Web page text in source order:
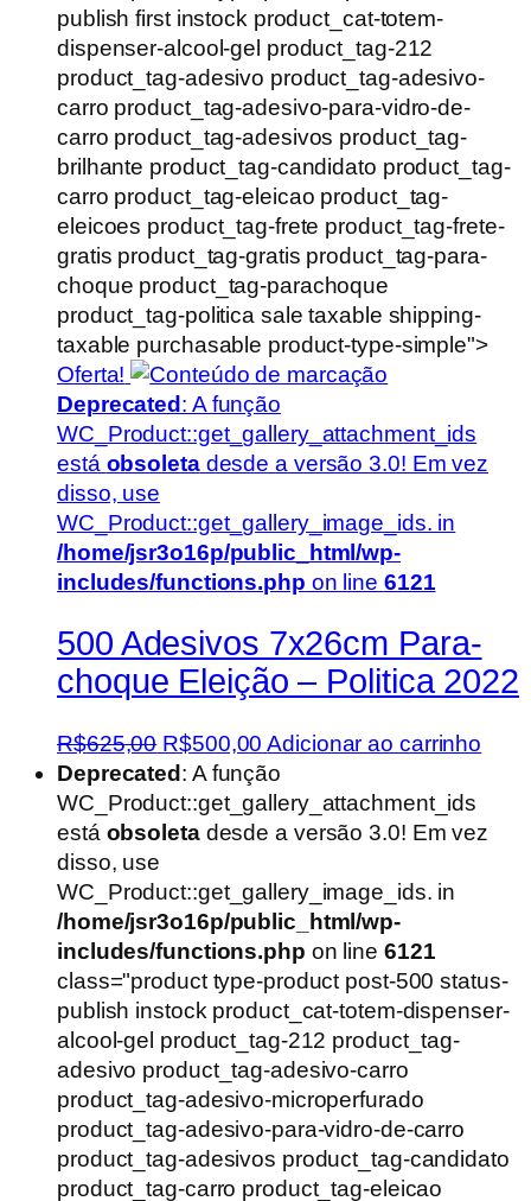
publish first instock product_cat-totem-
dispenser-alcool-gel product_tag-212
product_tag-adesivo product_tag-adesivo-
carro product_tag-adesivo-para-vidro-de-
carro product_tag-adesivos product_tag-
brilhante product_tag-candidato product_tag-
carro product_tag-eleicao product_tag-
eleicoes product_tag-frete product_tag-frete-
gratis product_tag-gratis product_tag-para-
choque product_tag-parachoque
product_tag-politica sale taxable shipping-
taxable purchasable product-type-simple">
Oferta!
Deprecated: A função
WC_Product::get_gallery_attachment_ids
está obsoletadesde a versão 3.0! Em vez
disso, use
WC_Product::get_gallery_image_ids. in
/home/jsr3o16p/public_html/wp-
includes/functions.php on line 6121
500 Adesivos 7x26cm Para-
choque Eleição – Politica 2022
R$625,00 O
preço
original
era:
R$500,00 O
preço
atual
é:
Adicionar ao carrinho
Deprecated : A função
WC_Product::get_gallery_attachment_ids
está obsoletadesde a versão 3.0! Em vez
disso, use
WC_Product::get_gallery_image_ids. in
/home/jsr3o16p/public_html/wp-
includes/functions.php on line 6121
class="product type-product post-500 status-
publish instock product_cat-totem-dispenser-
alcool-gel product_tag-212 product_tag-
adesivo product_tag-adesivo-carro
product_tag-adesivo-microperfurado
product_tag-adesivo-para-vidro-de-carro
product_tag-adesivos product_tag-candidato
product_tag-carro product_tag-eleicao